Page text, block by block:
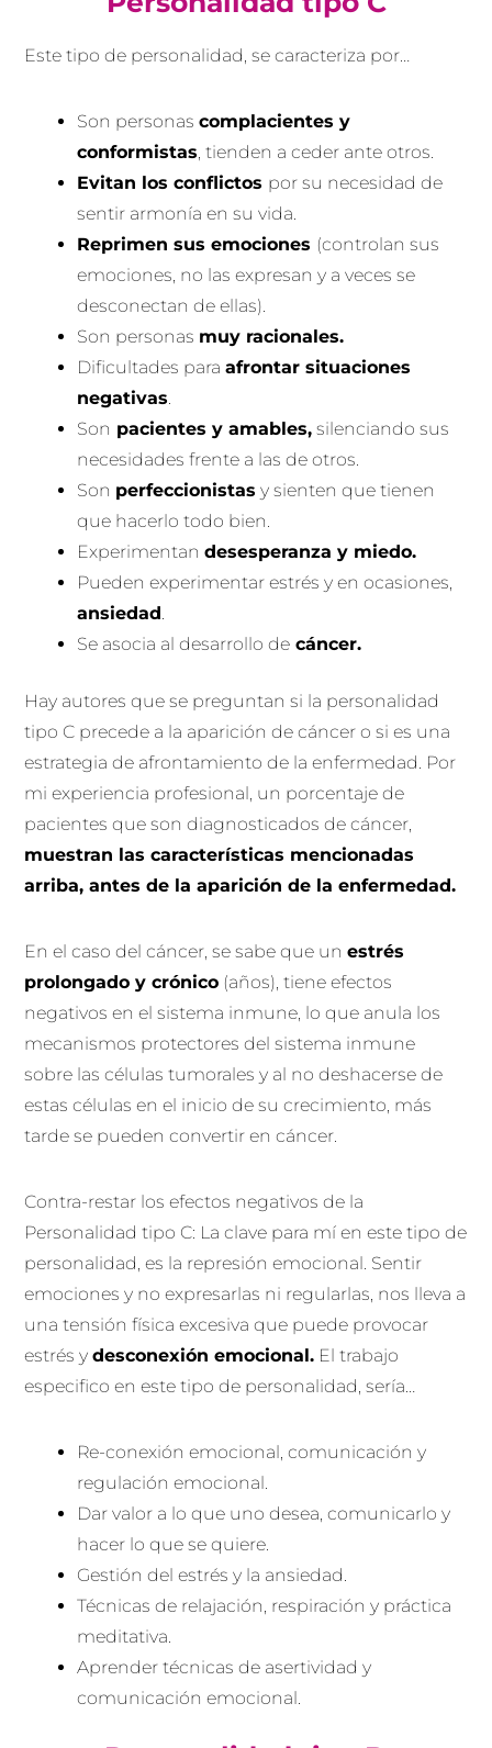
Este tipo de personalidad, se caracteriza por…
Son personascomplacientes y
conformistas, tienden a ceder ante otros.
Evitan los conflictos por su necesidad de
sentir armonía en su vida.
Reprimen sus emociones (controlan sus
emociones, no las expresan y a veces se
desconectan de ellas).
Son personas muy racionales.
Dificultades paraafrontar situaciones
negativas.
Son pacientes y amables, silenciando sus
necesidades frente a las de otros.
Son perfeccionistas y sienten que tienen
que hacerlo todo bien.
Experimentandesesperanza y miedo.
Pueden experimentar estrés y en ocasiones,
ansiedad.
Se asocia al desarrollo de cáncer.
Hay autores que se preguntan si la personalidad
tipo C precede a la aparición de cáncer o si es una
estrategia de afrontamiento de la enfermedad. Por
mi experiencia profesional, un porcentaje de
pacientes que son diagnosticados de cáncer,
muestran las características mencionadas
arriba, antes de la aparición de la enfermedad.
En el caso del cáncer, se sabe que unestrés
prolongado y crónico (años), tiene efectos
negativos en el sistema inmune, lo que anula los
mecanismos protectores del sistema inmune
sobre las células tumorales y al no deshacerse de
estas células en el inicio de su crecimiento, más
tarde se pueden convertir en cáncer.
Contra-restar los efectos negativos de la
Personalidad tipo C: La clave para mí en este tipo de
personalidad, es la represión emocional. Sentir
emociones y no expresarlas ni regularlas, nos lleva a
una tensión física excesiva que puede provocar
estrés ydesconexión emocional. El trabajo
especifico en este tipo de personalidad, sería…
Re-conexión emocional, comunicación y
regulación emocional.
Dar valor a lo que uno desea, comunicarlo y
hacer lo que se quiere.
Gestión del estrés y la ansiedad.
Técnicas de relajación, respiración y práctica
meditativa.
Aprender técnicas de asertividad y
comunicación emocional.